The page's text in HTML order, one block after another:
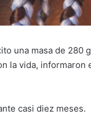
una masa de 280
la vida, informaron
casi diez meses.